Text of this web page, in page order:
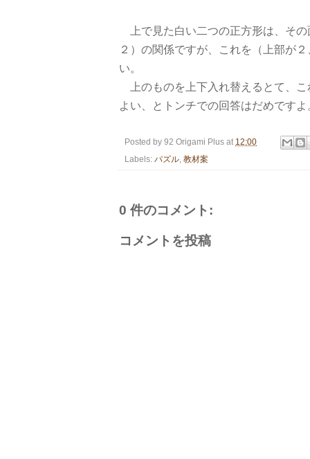
上で見た白い二つの正方形は、そ
２）の関係ですが、これを（上部が
い。
上のものを上下入れ替えるとて、
よい、とトンチでの回答はだめですよ
Posted by 92 Origami Plus at 12:00
Labels: パズル, 教材案
0 件のコメント:
コメントを投稿